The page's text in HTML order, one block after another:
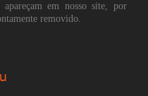
em nosso site, por
removido.